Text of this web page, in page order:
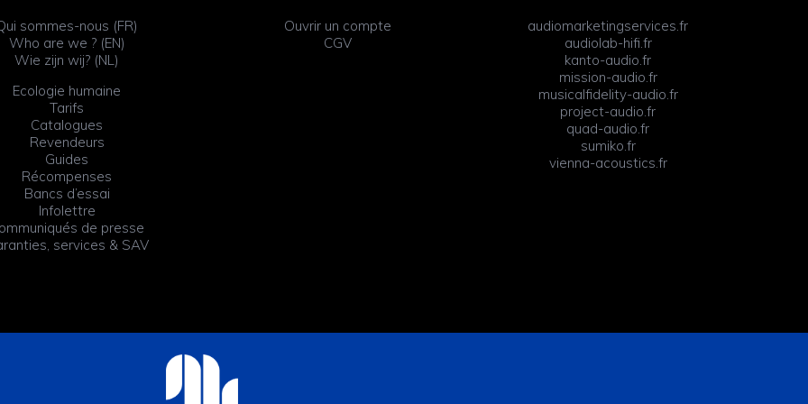
sommes-nous (FR)
Who are we ? (EN)
Wie zijn wij? (NL)
Ecologie humaine
Tarifs
Catalogues
Revendeurs
Guides
Récompenses
Bancs d’essai
Infolettre
de presse
services & SAV
Ouvrir un compte
CGV
audiomarketingservices.fr
audiolab-hifi.fr
kanto-audio.fr
mission-audio.fr
musicalfidelity-audio.fr
project-audio.fr
quad-audio.fr
sumiko.fr
vienna-acoustics.fr